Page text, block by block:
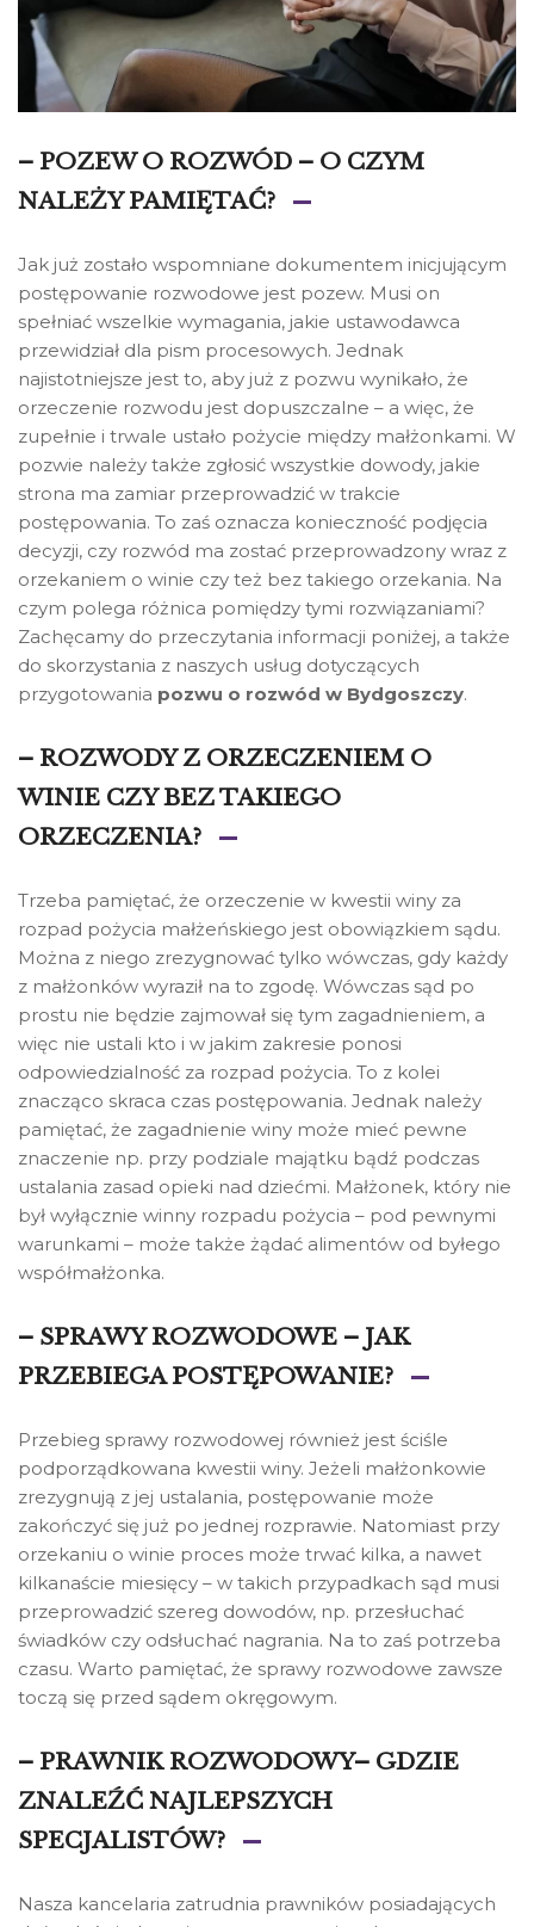
– POZEW O ROZWÓD – O CZYM
NALEŻY PAMIĘTAĆ?
Jak już zostało wspomniane dokumentem inicjującym
postępowanie rozwodowe jest pozew. Musi on
spełniać wszelkie wymagania, jakie ustawodawca
przewidział dla pism procesowych. Jednak
najistotniejsze jest to, aby już z pozwu wynikało, że
orzeczenie rozwodu jest dopuszczalne – a więc, że
zupełnie i trwale ustało pożycie między małżonkami. W
pozwie należy także zgłosić wszystkie dowody, jakie
strona ma zamiar przeprowadzić w trakcie
postępowania. To zaś oznacza konieczność podjęcia
decyzji, czy rozwód ma zostać przeprowadzony wraz z
orzekaniem o winie czy też bez takiego orzekania. Na
czym polega różnica pomiędzy tymi rozwiązaniami?
Zachęcamy do przeczytania informacji poniżej, a także
do skorzystania z naszych usług dotyczących
przygotowania pozwu o rozwód w Bydgoszczy.
– ROZWODY Z ORZECZENIEM O
WINIE CZY BEZ TAKIEGO
ORZECZENIA?
Trzeba pamiętać, że orzeczenie w kwestii winy za
rozpad pożycia małżeńskiego jest obowiązkiem sądu.
Można z niego zrezygnować tylko wówczas, gdy każdy
z małżonków wyraził na to zgodę. Wówczas sąd po
prostu nie będzie zajmował się tym zagadnieniem, a
więc nie ustali kto i w jakim zakresie ponosi
odpowiedzialność za rozpad pożycia. To z kolei
znacząco skraca czas postępowania. Jednak należy
pamiętać, że zagadnienie winy może mieć pewne
znaczenie np. przy podziale majątku bądź podczas
ustalania zasad opieki nad dziećmi. Małżonek, który nie
był wyłącznie winny rozpadu pożycia – pod pewnymi
warunkami – może także żądać alimentów od byłego
współmałżonka.
– SPRAWY ROZWODOWE – JAK
PRZEBIEGA POSTĘPOWANIE?
Przebieg sprawy rozwodowej również jest ściśle
podporządkowana kwestii winy. Jeżeli małżonkowie
zrezygnują z jej ustalania, postępowanie może
zakończyć się już po jednej rozprawie. Natomiast przy
orzekaniu o winie proces może trwać kilka, a nawet
kilkanaście miesięcy – w takich przypadkach sąd musi
przeprowadzić szereg dowodów, np. przesłuchać
świadków czy odsłuchać nagrania. Na to zaś potrzeba
czasu. Warto pamiętać, że sprawy rozwodowe zawsze
toczą się przed sądem okręgowym.
– PRAWNIK ROZWODOWY– GDZIE
ZNALEŹĆ NAJLEPSZYCH
SPECJALISTÓW?
Nasza kancelaria zatrudnia prawników posiadających